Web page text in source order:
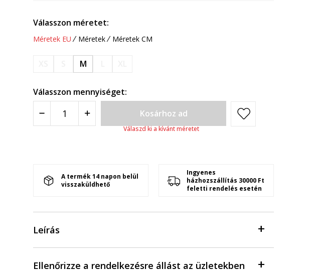
Válasszon méretet:
Méretek EU Méretek Méretek CM
M
Válasszon mennyiséget:
Kosárhoz ad
Válaszd ki a kívánt méretet
A termék 14 napon belül
visszaküldhető
Ingyenes
házhozszállítás 30000 Ft
feletti rendelés esetén
Leírás
Ellenőrizze a rendelkezésre állást az üzletekben